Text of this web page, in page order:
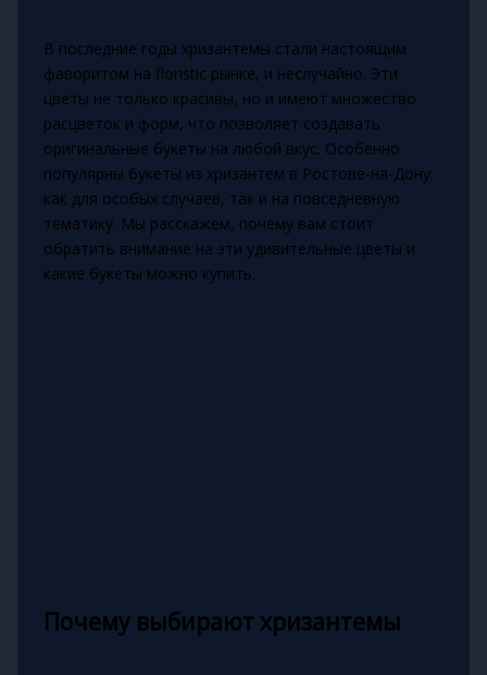
В последние годы хризантемы стали настоящим
фаворитом на floristic рынке, и неслучайно. Эти
цветы не только красивы, но и имеют множество
расцветок и форм, что позволяет создавать
оригинальные букеты на любой вкус. Особенно
популярны букеты из хризантем в Ростове-на-Дону:
как для особых случаев, так и на повседневную
тематику. Мы расскажем, почему вам стоит
обратить внимание на эти удивительные цветы и
какие букеты можно купить.
Почему выбирают хризантемы